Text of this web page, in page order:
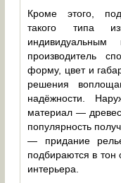
Кроме этого,
такого типа
производитель
форму, цвет и
решения
надёжности.
материал —
популярность
— придание
подбираются в тон
интерьера.